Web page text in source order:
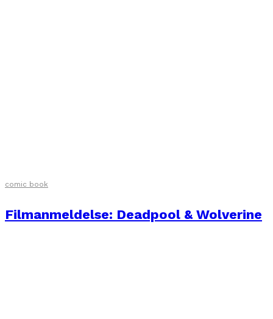
comic book
Filmanmeldelse: Deadpool & Wolverine